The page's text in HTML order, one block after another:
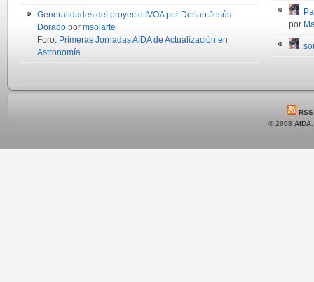
Generalidades del proyecto IVOA por Derian Jesús
Dorado por msolarte
Foro: Primeras Jornadas AIDA de Actualización en
Astronomía
por
RSS
© 2008 AIDA